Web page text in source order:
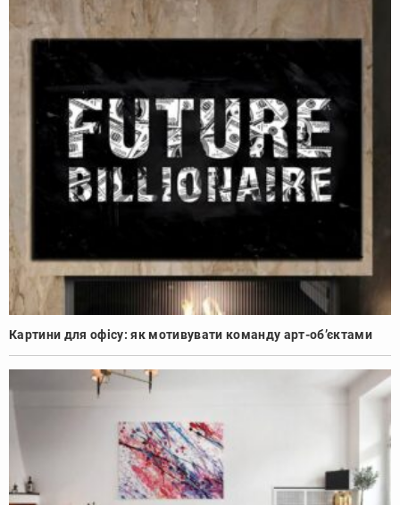
Картини для офісу: як мотивувати команду арт-об’єктами